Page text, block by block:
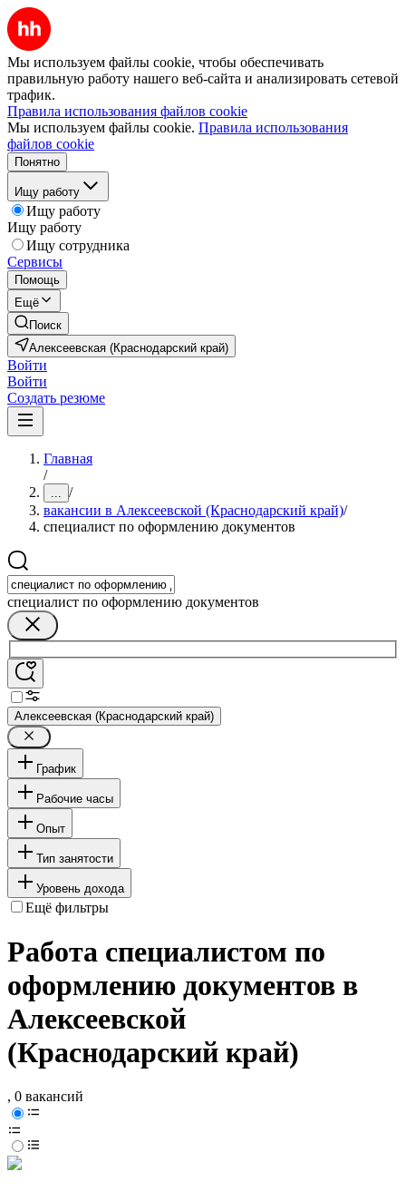
Мы используем файлы cookie, чтобы обеспечивать
правильную работу нашего веб-сайта и анализировать сетевой
трафик.
Правила использования файлов cookie
Мы используем файлы cookie. Правила использования
файлов cookie
Понятно
Ищу работу
Ищу работу
Ищу работу
Ищу сотрудника
Сервисы
Помощь
Ещё
Поиск
Алексеевская (Краснодарский край)
Войти
Войти
Создать резюме
Главная
/
... /
вакансии в Алексеевской (Краснодарский край)/
специалист по оформлению документов
специалист по оформлению документов
Алексеевская (Краснодарский край)
График
Рабочие часы
Опыт
Тип занятости
Уровень дохода
Ещё фильтры
Работа специалистом по
оформлению документов в
Алексеевской
(Краснодарский край)
, 0 вакансий